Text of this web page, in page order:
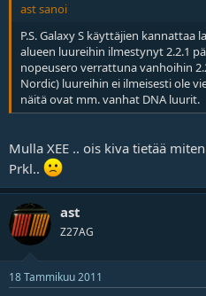
ast sanoi
P.S. Galaxy S käyttäjien kannattaa
alueen luureihin ilmestynyt 2.2.1
nopeusero verrattuna vanhoihin
Nordic) luureihin ei ilmeisesti ole
näitä ovat mm. vanhat DNA luurit.
Mulla XEE .. ois kiva tietää
Prkl..
ast
Z27AG
18 Tammikuu 2011